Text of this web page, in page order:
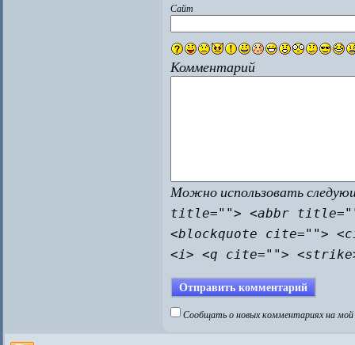
Сайт
Комментарий
Можно использовать
title=""> <abbr
<blockquote cite="">
<i> <q cite="">
Сообщать о новых комментариях на мой